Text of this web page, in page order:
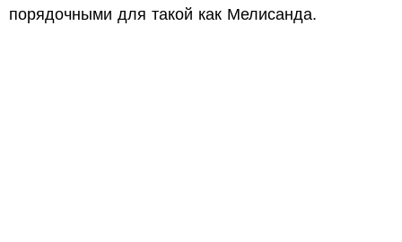
порядочными для такой как Мелисанда.